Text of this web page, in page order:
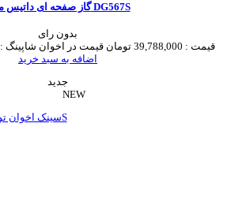
گاز صفحه ای داتیس مدل DG567S
بدون رای
قیمت : 39,788,000 تومان قیمت در اخوان شاپینگ :
اضافه به سبد خرید
جدید
NEW